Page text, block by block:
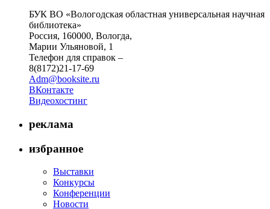
БУК ВО «Вологодская областная универсальная научная
библиотека»
Россия, 160000, Вологда,
Марии Ульяновой, 1
Телефон для справок –
8(8172)21-17-69
Adm@booksite.ru
ВКонтакте
Видеохостинг
реклама
избранное
Выставки
Конкурсы
Конференции
Новости